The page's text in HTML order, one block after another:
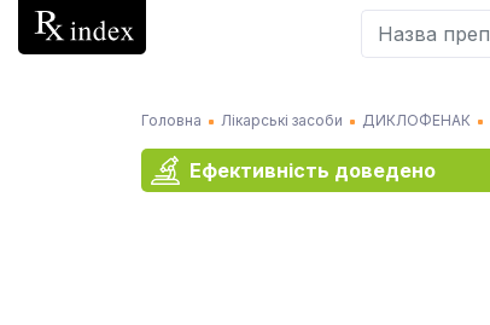
Головна Лікарські засоби ДИКЛОФЕНАК
Ефективність доведено